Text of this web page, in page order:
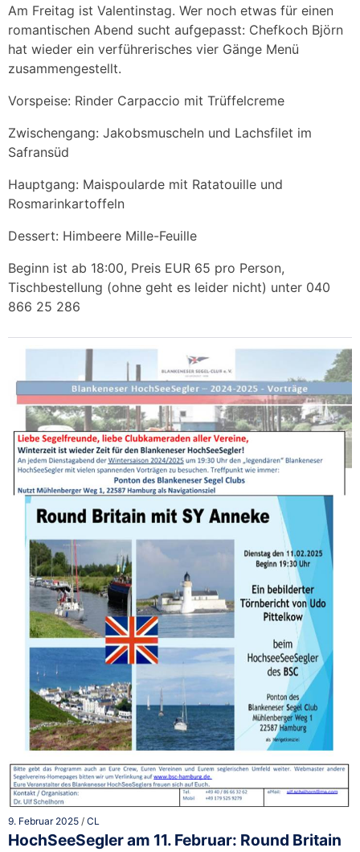
Am Freitag ist Valentinstag. Wer noch etwas für einen
romantischen Abend sucht aufgepasst: Chefkoch Björn
hat wieder ein verführerisches vier Gänge Menü
zusammengestellt.
Vorspeise: Rinder Carpaccio mit Trüffelcreme
Zwischengang: Jakobsmuscheln und Lachsfilet im
Safransüd
Hauptgang: Maispoularde mit Ratatouille und
Rosmarinkartoffeln
Dessert: Himbeere Mille-Feuille
Beginn ist ab 18:00, Preis EUR 65 pro Person,
Tischbestellung (ohne geht es leider nicht) unter 040
866 25 286
9. Februar 2025 / CL
HochSeeSegler am 11. Februar: Round Britain